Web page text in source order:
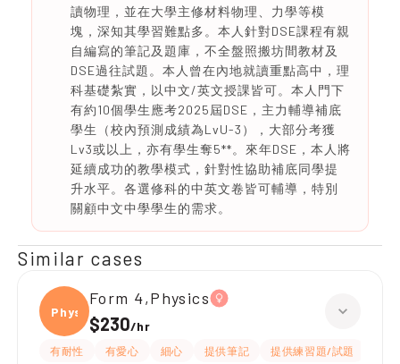
讀物理，並在大學主修材料物理、力學等模
塊，深知其學習難點多。本人針對DSE課程有親
自編寫的筆記及題庫，不全盤照搬坊間教材及
DSE過往試題。本人曾在內地就讀重點高中，理
科基礎紮實，以中文/英文授課皆可。本人門下
有約10個學生應考2025屆DSE，主力輔導補底
學生（校內預測成績為LvU-3），大部分考獲
Lv3或以上，亦有學生奪5**。來年DSE，本人將
延續成功的教學模式，針對性協助補底同學提
升水平。各選修科的中英文卷皆可輔導，特別
關顧中文中學學生的需求。
Similar cases
Physi
Form 4,Physics
$230/hr
有耐性 有愛心 細心 提供筆記 提供練習題/試題